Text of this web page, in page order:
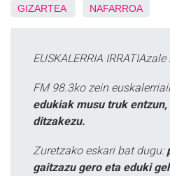
GIZARTEA NAFARROA
EUSKALERRIA IRRATIAzale
FM 98.3ko zein
edukiak musu truk
ditzakezu.
Zuretzako eskari bat dugu:
gaitzazu gero eta eduki